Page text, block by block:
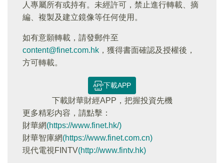
人專屬所有或持有。未經許可，禁止進行轉載、摘
編、複製及建立鏡像等任何使用。
如有意願轉載，請發郵件至
content@finet.com.hk ，獲得書面確認及授權後，
方可轉載。
下載APP
下載財華財經APP，把握投資先機
更多精彩内容，請點擊：
財華網(https://www.finet.hk/)
財華智庫網(https://www.finet.com.cn)
現代電視FINTV(http://www.fintv.hk)